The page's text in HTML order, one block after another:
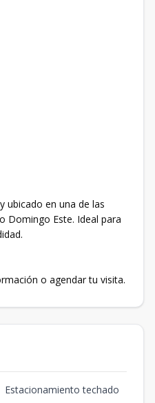
ubicado en una de las
Domingo Este. Ideal para
o agendar tu visita.
Estacionamiento techado